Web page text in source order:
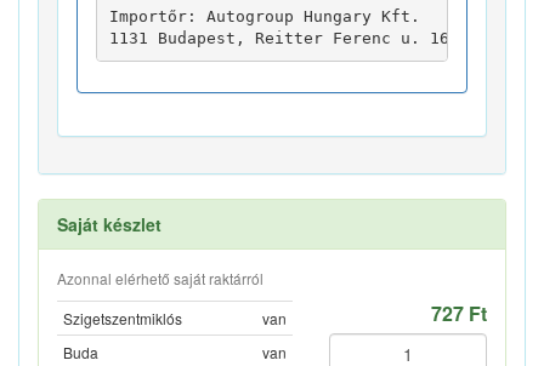
Importőr: Autogroup Hungary Kft.
1131 Budapest, Reitter Ferenc u. 164.
Saját készlet
Azonnal elérhető saját raktárról
Szigetszentmiklós
van
Buda
van
727 Ft